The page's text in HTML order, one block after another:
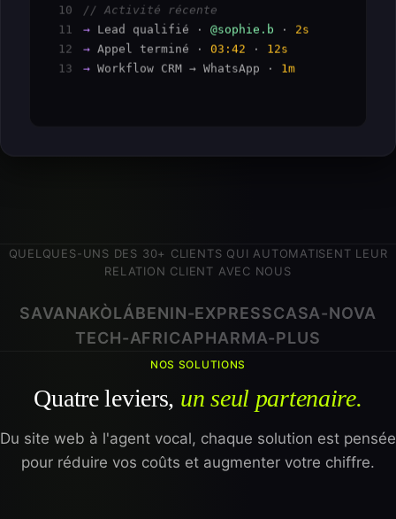
10
// Activité récente
11
→ Lead qualifié · @sophie.b · 2s
12
→ Appel terminé · 03:42 · 12s
13
→ Workflow CRM → WhatsApp · 1m
QUELQUES-UNS DES 30+ CLIENTS QUI AUTOMATISENT LEUR
RELATION CLIENT AVEC NOUS
SAVANAKÒLÁBENIN-EXPRESSCASA-NOVA
TECH-AFRICAPHARMA-PLUS
NOS SOLUTIONS
Quatre leviers, un seul partenaire.
Du site web à l'agent vocal, chaque solution est pensée
pour réduire vos coûts et augmenter votre chiffre.